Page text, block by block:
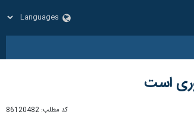
است
کد مطلب: 86120482